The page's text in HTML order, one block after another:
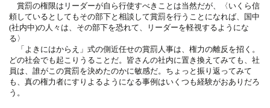
賞罰の権限はリーダーが自ら行使すべきことは当然だが、〈いくら信
頼しているとしてもその部下と相談して賞罰を行うことになれば、国中
(社内中)の人々は、その部下を恐れて、リーダーを軽視するようにな
る〉
「よきにはからえ」式の側近任せの賞罰人事は、権力の離反を招く。
どの社会でも起こりうることだ。皆さんの社内に置き換えてみても、社
員は、誰がこの賞罰を決めたのかに敏感だ。ちょっと振り返ってみて
も、真の権力者にすりよるようになる事例はいくつも経験がおありだろ
う。